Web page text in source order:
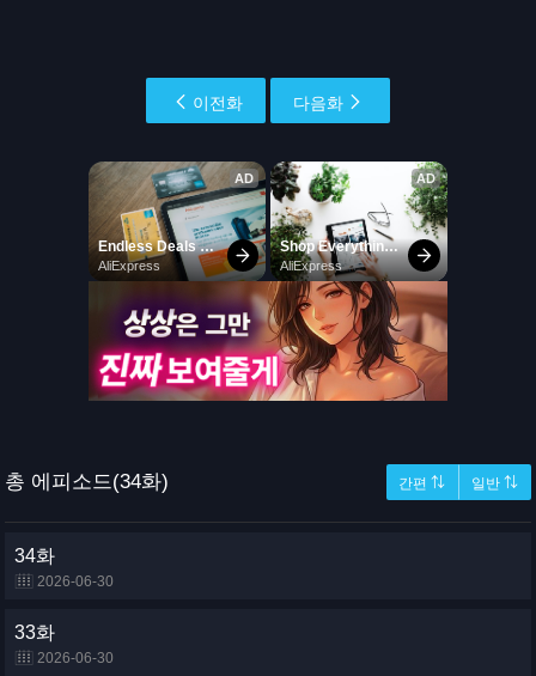
이전화 다음화
총 에피소드(34화) 간편 ⇅ 일반 ⇅
34화
2026-06-30
33화
2026-06-30